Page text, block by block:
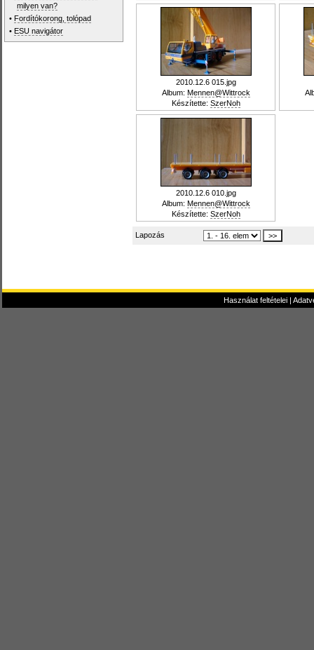
milyen van?
• Fordítókorong, tolópad
• ESU navigátor
2010.12.6 015.jpg
Album: Mennen@Wittrock
Készítette: SzerNoh
2010.12.6 010.jpg
Album: Mennen@Wittrock
Készítette: SzerNoh
Lapozás
Használat feltételei|